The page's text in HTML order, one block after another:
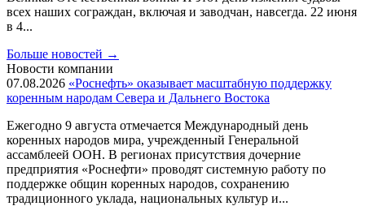
всех наших сограждан, включая и заводчан, навсегда. 22 июня
в 4...
Больше новостей →
Новости компании
07.08.2026 «Роснефть» оказывает масштабную поддержку
коренным народам Севера и Дальнего Востока
Ежегодно 9 августа отмечается Международный день
коренных народов мира, учрежденный Генеральной
ассамблеей ООН. В регионах присутствия дочерние
предприятия «Роснефти» проводят системную работу по
поддержке общин коренных народов, сохранению
традиционного уклада, национальных культур и...